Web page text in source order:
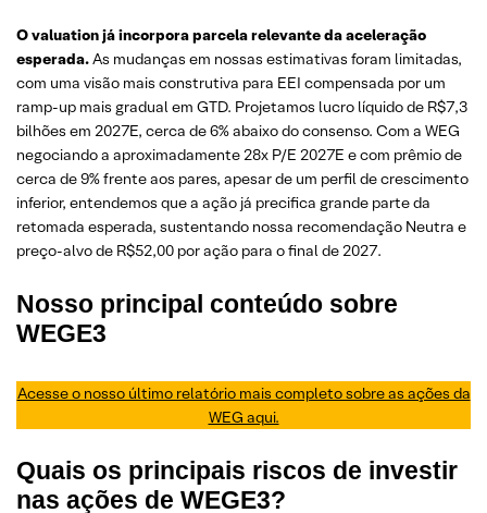
O valuation já incorpora parcela relevante da aceleração
esperada.As mudanças em nossas estimativas foram limitadas,
com uma visão mais construtiva para EEI compensada por um
ramp-up mais gradual em GTD. Projetamos lucro líquido de R$7,3
bilhões em 2027E, cerca de 6% abaixo do consenso. Com a WEG
negociando a aproximadamente 28x P/E 2027E e com prêmio de
cerca de 9% frente aos pares, apesar de um perfil de crescimento
inferior, entendemos que a ação já precifica grande parte da
retomada esperada, sustentando nossa recomendação Neutra e
preço-alvo de R$52,00 por ação para o final de 2027.
Nosso principal conteúdo sobre
WEGE3
Acesse o nosso último relatório mais completo sobre as ações da
WEG aqui.
Quais os principais riscos de investir
nas ações de WEGE3?